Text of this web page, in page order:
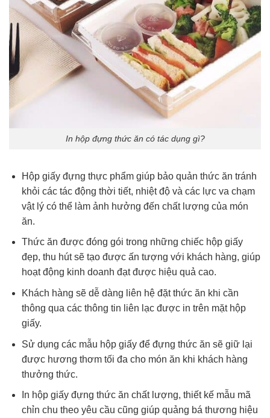
In hộp đựng thức ăn có tác dụng gì?
Hộp giấy đựng thực phẩm giúp bảo quản thức ăn tránh
khỏi các tác động thời tiết, nhiệt độ và các lực va chạm
vật lý có thể làm ảnh hưởng đến chất lượng của món
ăn.
Thức ăn được đóng gói trong những chiếc hộp giấy
đẹp, thu hút sẽ tạo được ấn tượng với khách hàng, giúp
hoạt động kinh doanh đạt được hiệu quả cao.
Khách hàng sẽ dễ dàng liên hệ đặt thức ăn khi cần
thông qua các thông tin liên lạc được in trên mặt hộp
giấy.
Sử dụng các mẫu hộp giấy để đựng thức ăn sẽ giữ lại
được hương thơm tối đa cho món ăn khi khách hàng
thưởng thức.
In hộp giấy đựng thức ăn chất lượng, thiết kế mẫu mã
chỉn chu theo yêu cầu cũng giúp quảng bá thương hiệu